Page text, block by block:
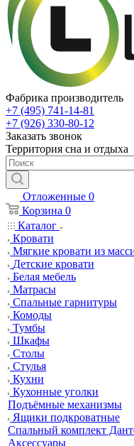
Фабрика производитель
+7 (495) 741-14-81
+7 (926) 330-80-12
Заказать звонок
Территория сна и отдыха
Отложенные 0
Корзина 0
Каталог
Кровати
Мягкие кровати из
Детские кровати
Белая мебель
Матрасы
Спальные гарнитуры
Комоды
Тумбы
Шкафы
Столы
Стулья
Кухни
Кухонные уголки
Подъёмные механизмы
Ящики подкроватные
Спальный комплект
Аксессуары